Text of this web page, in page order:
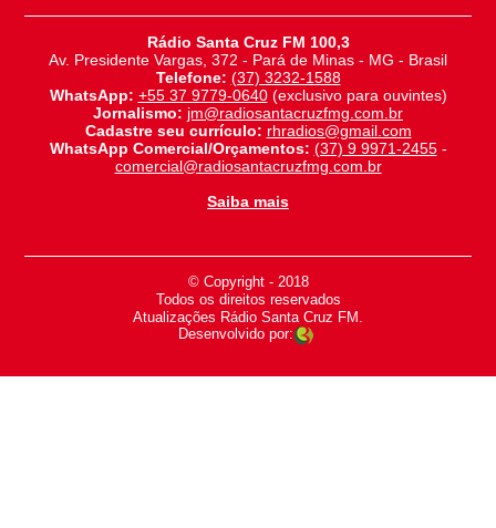
Rádio Santa Cruz FM 100,3
Av. Presidente Vargas, 372 - Pará de Minas - MG - Brasil
Telefone: (37) 3232-1588
WhatsApp: +55 37 9779-0640(exclusivo para ouvintes)
Jornalismo: jm@radiosantacruzfmg.com.br
Cadastre seu currículo: rhradios@gmail.com
WhatsApp Comercial/Orçamentos: (37) 9 9971-2455-
comercial@radiosantacruzfmg.com.br
Saiba mais
© Copyright - 2018
-
Todos os direitos reservados
-
Atualizações Rádio Santa Cruz FM.
Desenvolvido por: